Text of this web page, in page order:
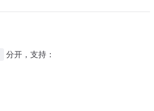
分开，支持：